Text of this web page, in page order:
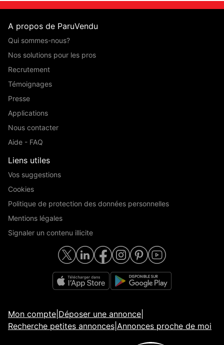
A propos de ParuVendu
Qui sommes-nous?
Nos solutions pour les pros
Recrutement
Témoignages
Presse
Applications
Nous contacter
Aide - FAQ
Liens utiles
Vos suggestions
Cookies
Politique de protection des données personnelles
Mentions légales
Signaler un contenu illicite
Mon compte Déposer une annonce
Recherche petites annonces Annonces proche de moi